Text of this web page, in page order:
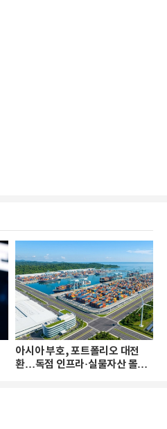
아시아 부호, 포트폴리오 대전
환…독점 인프라·실물자산 몰린